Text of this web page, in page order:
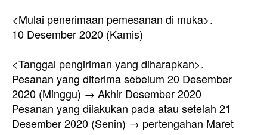
<Mulai penerimaan pemesanan di muka>.
10 Desember 2020 (Kamis)
<Tanggal pengiriman yang diharapkan>.
Pesanan yang diterima sebelum 20 Desember
2020 (Minggu) → Akhir Desember 2020
Pesanan yang dilakukan pada atau setelah 21
Desember 2020 (Senin) → pertengahan Maret